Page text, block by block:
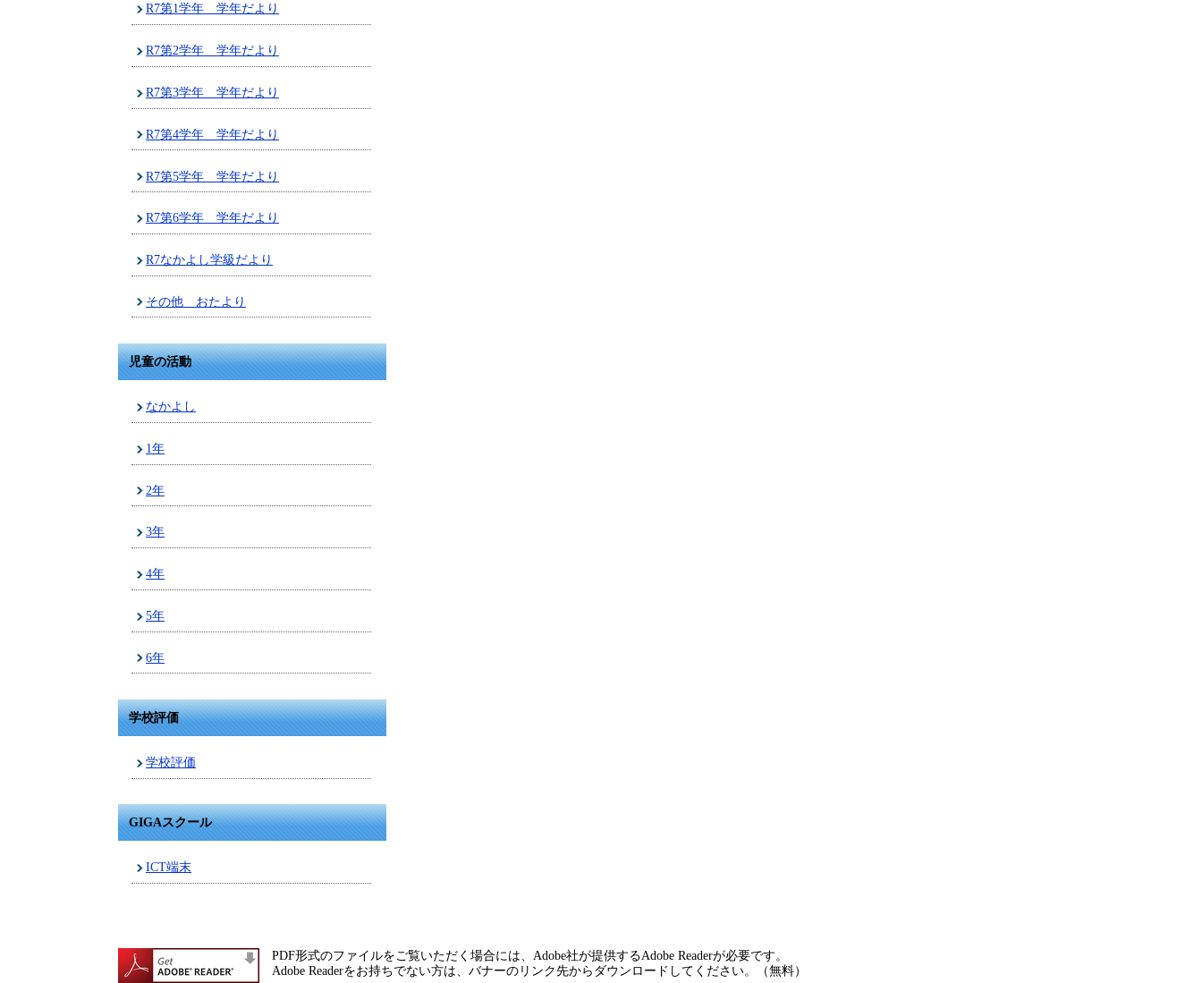
R7第1学年 学年だより
R7第2学年 学年だより
R7第3学年 学年だより
R7第4学年 学年だより
R7第5学年 学年だより
R7第6学年 学年だより
R7なかよし学級だより
その他 おたより
児童の活動
なかよし
1年
2年
3年
4年
5年
6年
学校評価
学校評価
GIGAスクール
ICT端末
PDF形式のファイルをご覧いただく場合には、Adobe社が提供するAdobe Readerが必要です。
Adobe Readerをお持ちでない方は、バナーのリンク先からダウンロードしてください。（無料）